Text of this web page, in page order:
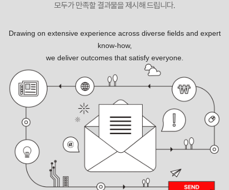
연세대학교최강열연구실 포트폴리오
모두가 만족할 결과물을 제시해 드립니다.
Drawing on extensive experience across diverse fields and expert
know-how,
we deliver outcomes that satisfy everyone.